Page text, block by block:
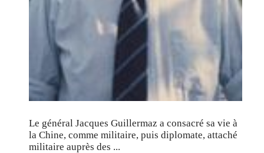
Le général Jacques Guillermaz a consacré sa vie à
la Chine, comme militaire, puis diplomate, attaché
militaire auprès des ...